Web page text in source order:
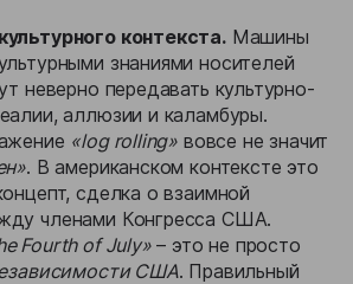
контекста.Машины
знаниями носителей
неверно передавать культурно-
аллюзии и каламбуры.
«log rolling» вовсе не значит
. В американском контексте это
сделка о взаимной
членами Конгресса США.
Fourth of July»– это не просто
США. Правильный